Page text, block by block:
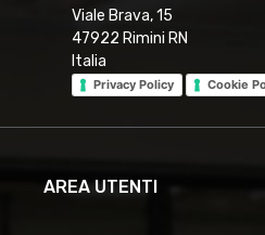
Viale Brava, 15
47922 Rimini RN
Italia
Privacy Policy Cookie
AREA UTENTI